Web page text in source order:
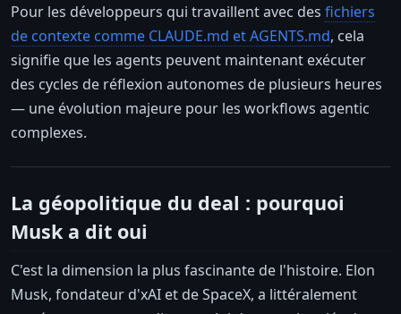
Pour les développeurs qui travaillent avec des fichiers
de contexte comme CLAUDE.md et AGENTS.md, cela
signifie que les agents peuvent maintenant exécuter
des cycles de réflexion autonomes de plusieurs heures
— une évolution majeure pour les workflows agentic
complexes.
La géopolitique du deal : pourquoi
Musk a dit oui
C'est la dimension la plus fascinante de l'histoire. Elon
Musk, fondateur d'xAI et de SpaceX, a littéralement